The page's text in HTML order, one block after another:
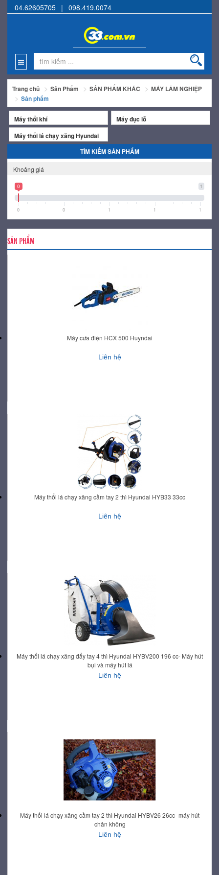
04.62605705 | 098.419.0074
Trang chủ Sản Phẩm SẢN PHẨM KHÁC
MÁY LÂM NGHIỆP
Sản phẩm
Máy thổi khí
Máy đục lỗ
Máy thổi lá chạy xăng Hyundai
TÌM KIẾM SẢN PHẨM
Khoảng giá
1
0
0 0 1 1 1
SẢN PHẨM
Máy cưa điện HCX 500 Huyndai
Liên hệ
Máy thổi lá chạy xăng cầm tay 2 thì Hyundai HYB33 33cc
Liên hệ
Máy thổi lá chạy xăng đẩy tay 4 thì Hyundai HYBV200 196 cc- Máy hút
bụi và máy hút lá
Liên hệ
Máy thổi lá chạy xăng cầm tay 2 thì Hyundai HYBV26 26cc- máy hút
chân không
Liên hệ